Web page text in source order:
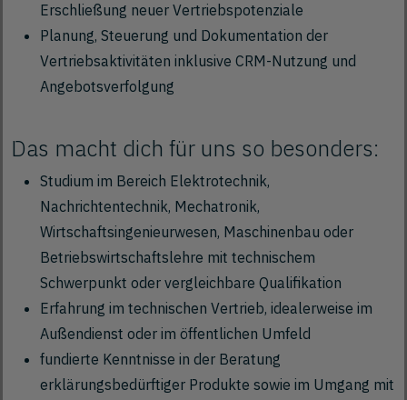
Erschließung neuer Vertriebspotenziale
Planung, Steuerung und Dokumentation der
Vertriebsaktivitäten inklusive CRM-Nutzung und
Angebotsverfolgung
Das macht dich für uns so besonders:
Studium im Bereich Elektrotechnik,
Nachrichtentechnik, Mechatronik,
Wirtschaftsingenieurwesen, Maschinenbau oder
Betriebswirtschaftslehre mit technischem
Schwerpunkt oder vergleichbare Qualifikation
Erfahrung im technischen Vertrieb, idealerweise im
Außendienst oder im öffentlichen Umfeld
fundierte Kenntnisse in der Beratung
erklärungsbedürftiger Produkte sowie im Umgang mit